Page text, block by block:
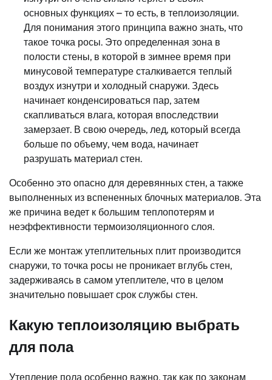
основных функциях – то есть, в теплоизоляции.
Для понимания этого принципа важно знать, что
такое точка росы. Это определенная зона в
полости стены, в которой в зимнее время при
минусовой температуре сталкивается теплый
воздух изнутри и холодный снаружи. Здесь
начинает конденсироваться пар, затем
скапливаться влага, которая впоследствии
замерзает. В свою очередь, лед, который всегда
больше по объему, чем вода, начинает
разрушать материал стен.
Особенно это опасно для деревянных стен, а также
выполненных из вспененных блочных материалов. Эта
же причина ведет к большим теплопотерям и
неэффективности термоизоляционного слоя.
Если же монтаж утеплительных плит производится
снаружи, то точка росы не проникает вглубь стен,
задерживаясь в самом утеплителе, что в целом
значительно повышает срок службы стен.
Какую теплоизоляцию выбрать
для пола
Утепление пола особенно важно, так как по законам